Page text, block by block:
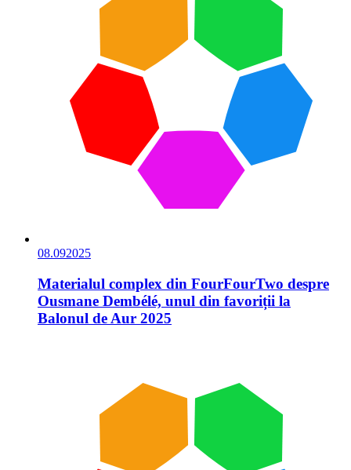
08.092025
Materialul complex din FourFourTwo despre
Ousmane Dembélé, unul din favoriții la
Balonul de Aur 2025